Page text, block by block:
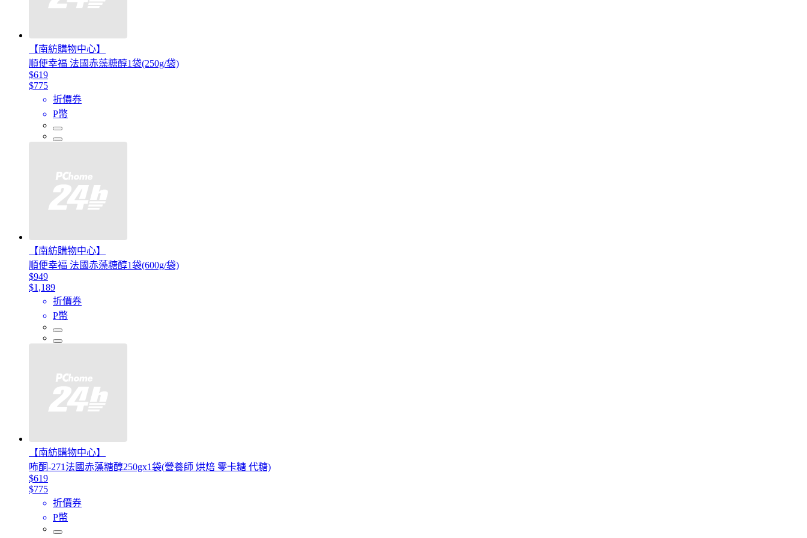
【南紡購物中心】
順便幸福 法國赤藻糖醇1袋(250g/袋)
$619
$775
折價券
P幣
【南紡購物中心】
順便幸福 法國赤藻糖醇1袋(600g/袋)
$949
$1,189
折價券
P幣
【南紡購物中心】
咘酮-271法國赤藻糖醇250gx1袋(營養師 烘焙 零卡糖 代糖)
$619
$775
折價券
P幣